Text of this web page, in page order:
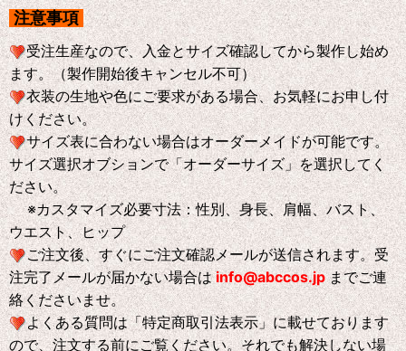
注意事項
受注生産なので、入金とサイズ確認してから製作し始め
ます。（製作開始後キャンセル不可）
衣装の生地や色にご要求がある場合、お気軽にお申し付
けください。
サイズ表に合わない場合はオーダーメイドが可能です。
サイズ選択オブションで「オーダーサイズ」を選択してく
ださい。
※カスタマイズ必要寸法：性別、身長、肩幅、バスト、
ウエスト、ヒップ
ご注文後、すぐにご注文確認メールが送信されます。受
注完了メールが届かない場合はinfo@abccos.jp までご連
絡くださいませ。
よくある質問は「特定商取引法表示」に載せております
ので、注文する前にご覧ください。それでも解決しない場